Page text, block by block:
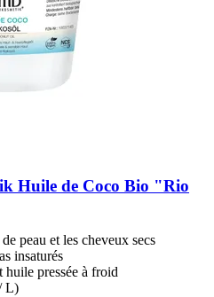
Huile de Coco Bio "Rio
peau et les cheveux secs
insaturés
pressée à froid
L)